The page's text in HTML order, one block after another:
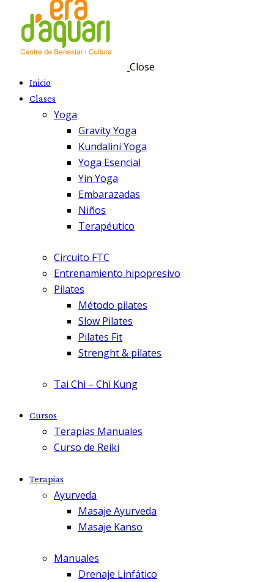
Close
Inicio
Clases
Yoga
Gravity Yoga
Kundalini Yoga
Yoga Esencial
Yin Yoga
Embarazadas
Niños
Terapéutico
Circuito FTC
Entrenamiento hipopresivo
Pilates
Método pilates
Slow Pilates
Pilates Fit
Strenght & pilates
Tai Chi – Chi Kung
Cursos
Terapias Manuales
Curso de Reiki
Terapias
Ayurveda
Masaje Ayurveda
Masaje Kanso
Manuales
Drenaje Linfático